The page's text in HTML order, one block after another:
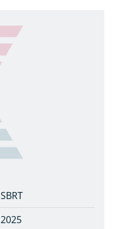
SBRT
2025